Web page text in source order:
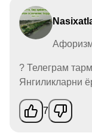
? Телеграм
Янгиликларни
7